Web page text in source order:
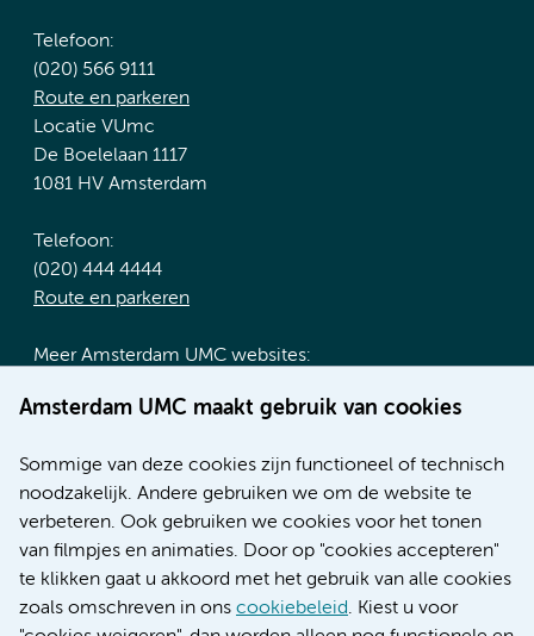
Amsterdam UMC maakt gebruik van cookies
Sommige van deze cookies zijn functioneel of technisch
noodzakelijk. Andere gebruiken we om de website te
verbeteren. Ook gebruiken we cookies voor het tonen
van filmpjes en animaties. Door op "cookies accepteren"
te klikken gaat u akkoord met het gebruik van alle cookies
zoals omschreven in ons cookiebeleid. Kiest u voor
Telefoon:
(020) 566 9111
Route en parkeren
Locatie VUmc
De Boelelaan 1117
1081 HV Amsterdam
Telefoon:
(020) 444 4444
Route en parkeren
Meer Amsterdam UMC websites:
Werken bij Amsterdam UMC
Nieuws
Research
Educatie locatie AMC
Educatie locatie VUmc